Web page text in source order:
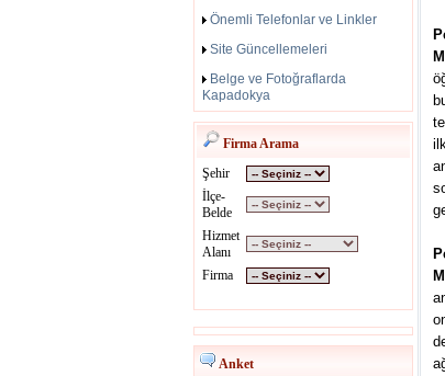
Önemli Telefonlar ve Linkler
Site Güncellemeleri
Belge ve Fotoğraflarda
Kapadokya
Firma Arama
Şehir
İlçe-
Belde
Hizmet
Alanı
Firma
Anket